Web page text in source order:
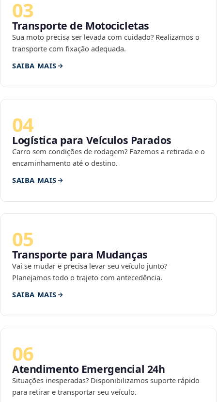
03
Transporte de Motocicletas
Sua moto precisa ser levada com cuidado? Realizamos o
transporte com fixação adequada.
SAIBA MAIS
04
Logística para Veículos Parados
Carro sem condições de rodagem? Fazemos a retirada e o
encaminhamento até o destino.
SAIBA MAIS
05
Transporte para Mudanças
Vai se mudar e precisa levar seu veículo junto?
Planejamos todo o trajeto com antecedência.
SAIBA MAIS
06
Atendimento Emergencial 24h
Situações inesperadas? Disponibilizamos suporte rápido
para retirar e transportar seu veículo.